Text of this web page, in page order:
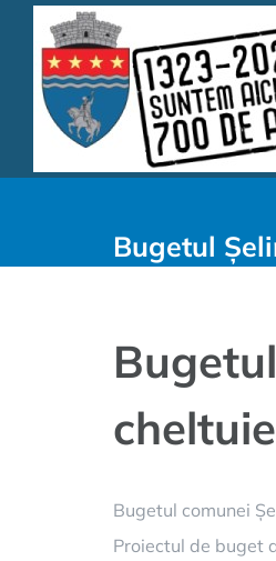
content
Bugetul
Bugetul comunei
Proiectul de buget